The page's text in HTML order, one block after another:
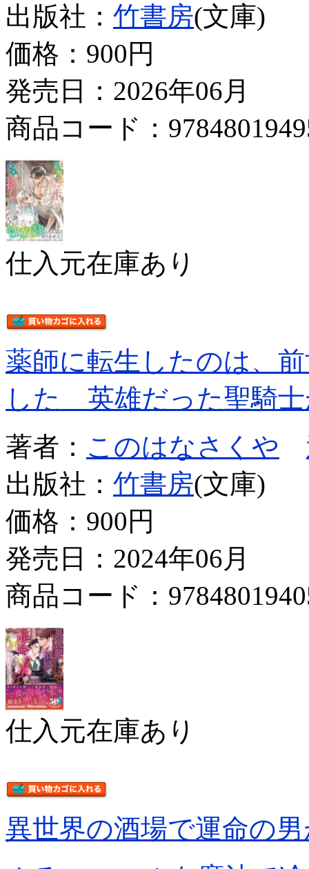
出版社： 竹書房(文庫)
価格： 900円
発売日：2026年06月
商品コード：
仕入元在庫あり
薬師に転生したのは、
した 英雄だった聖騎
著者： このはなさくや
出版社： 竹書房(文庫)
価格： 900円
発売日：2024年06月
商品コード：
仕入元在庫あり
異世界の酒場で運命の